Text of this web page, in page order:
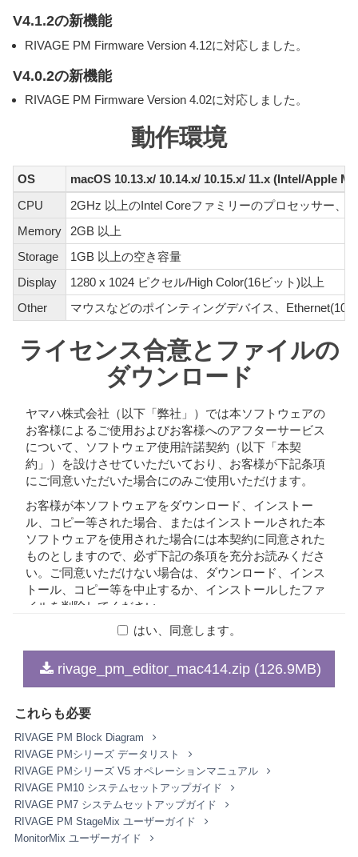
V4.1.2の新機能
RIVAGE PM Firmware Version 4.12に対応しました。
V4.0.2の新機能
RIVAGE PM Firmware Version 4.02に対応しました。
動作環境
OS
macOS 10.13.x/ 10.14.x/ 10.15.x/ 11.x (Intel/Apple
CPU
2GHz 以上のIntel Coreファミリーのプロセッサー、
Memory
2GB 以上
Storage
1GB 以上の空き容量
Display
1280 x 1024 ピクセル/High Color(16ビット)以上
Other
マウスなどのポインティングデバイス、
ライセンス合意とファイルの
ダウンロード
ヤマハ株式会社（以下「弊社」）では本ソフトウェアの
お客様によるご使用およびお客様へのアフターサービス
について、ソフトウェア使用許諾契約（以下「本契
約」）を設けさせていただいており、お客様が下記条項
にご同意いただいた場合にのみご使用いただけます。
お客様が本ソフトウェアをダウンロード、インストー
ル、コピー等された場合、またはインストールされた本
ソフトウェアを使用された場合には本契約に同意された
ものとしますので、必ず下記の条項を充分お読みくださ
い。ご同意いただけない場合は、ダウンロード、インス
トール、コピー等を中止するか、インストールしたファ
イルを削除してください。
1. 著作権および使用許諾
弊社はお客様に対し、本契約に基づいて配布されるプロ
付きで配布され得るそれらのバージョンアップ（以下
「本ソフトウェア」）を、お客様ご自身が所有または管
理するコンピュータ、スマートフォン、楽器または機器
において使用するための譲渡不能な権利を許諾します。
これらの本ソフトウェアが記録される記録メディアや、
本ソフトウェアの使用から得られるデータの所有権はお
客様にありますが、本ソフトウェア自体の権利およびそ
の著作権は、弊社およびライセンサーが有します。
はい、同意します。
rivage_pm_editor_mac414.zip (126.9MB)
これらも必要
RIVAGE PM Block Diagram
RIVAGE PMシリーズ データリスト
RIVAGE PMシリーズ V5 オペレーションマニュアル
RIVAGE PM10 システムセットアップガイド
RIVAGE PM7 システムセットアップガイド
RIVAGE PM StageMix ユーザーガイド
MonitorMix ユーザーガイド